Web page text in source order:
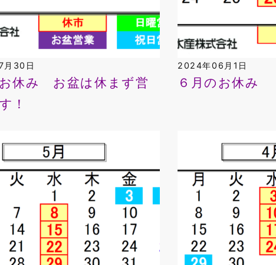
30日
休み お盆は休まず営
！
2024年06月1日
６月のお休み